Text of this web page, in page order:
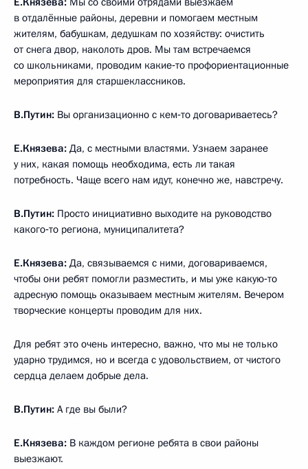
в отдалённые районы, деревни и помогаем местным
жителям, бабушкам, дедушкам по хозяйству: очистить
от снега двор, наколоть дров. Мы там встречаемся
со школьниками, проводим какие‑то профориентационные
мероприятия для старшеклассников.
В.Путин: Вы организационно с кем‑то договариваетесь?
Е.Князева: Да, с местными властями. Узнаем заранее
у них, какая помощь необходима, есть ли такая
потребность. Чаще всего нам идут, конечно же, навстречу.
В.Путин: Просто инициативно выходите на руководство
какого‑то региона, муниципалитета?
Е.Князева: Да, связываемся с ними, договариваемся,
чтобы они ребят помогли разместить, и мы уже какую‑то
адресную помощь оказываем местным жителям. Вечером
творческие концерты проводим для них.
Для ребят это очень интересно, важно, что мы не только
ударно трудимся, но и всегда с удовольствием, от чистого
сердца делаем добрые дела.
В.Путин: А где вы были?
Е.Князева: В каждом регионе ребята в свои районы
выезжают.